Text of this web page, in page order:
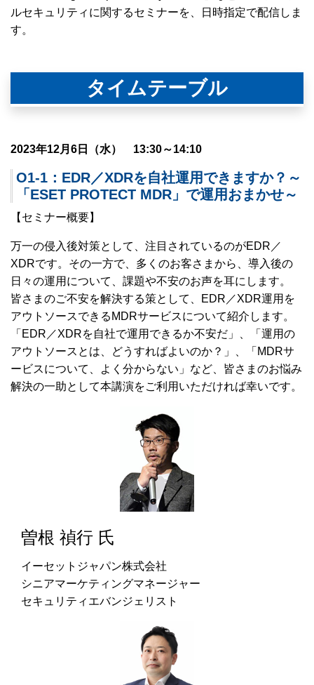
ルセキュリティに関するセミナーを、日時指定で配信しま
す。
タイムテーブル
2023年12月6日（水） 13:30～14:10
O1-1：EDR／XDRを自社運用できますか？～
「ESET PROTECT MDR」で運用おまかせ～
【セミナー概要】
万一の侵入後対策として、注目されているのがEDR／
XDRです。その一方で、多くのお客さまから、導入後の
日々の運用について、課題や不安のお声を耳にします。
皆さまのご不安を解決する策として、EDR／XDR運用を
アウトソースできるMDRサービスについて紹介します。
「EDR／XDRを自社で運用できるか不安だ」、「運用の
アウトソースとは、どうすればよいのか？」、「MDRサ
ービスについて、よく分からない」など、皆さまのお悩み
解決の一助として本講演をご利用いただければ幸いです。
曽根 禎行 氏
イーセットジャパン株式会社
シニアマーケティングマネージャー
セキュリティエバンジェリスト